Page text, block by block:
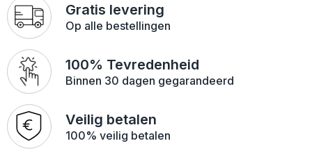
Gratis levering
Op alle bestellingen
100% Tevredenheid
Binnen 30 dagen gegarandeerd
Veilig betalen
100% veilig betalen